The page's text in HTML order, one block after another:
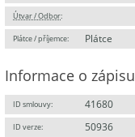
Útvar / Odbor:
Plátce / příjemce: Plátce
Informace o zápisu
ID smlouvy: 41680
ID verze: 50936